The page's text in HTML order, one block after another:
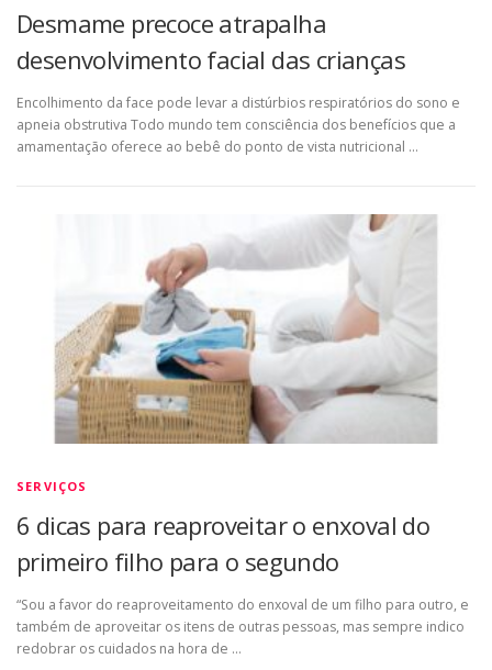
Desmame precoce atrapalha
desenvolvimento facial das crianças
Encolhimento da face pode levar a distúrbios respiratórios do sono e
apneia obstrutiva Todo mundo tem consciência dos benefícios que a
amamentação oferece ao bebê do ponto de vista nutricional …
SERVIÇOS
6 dicas para reaproveitar o enxoval do
primeiro filho para o segundo
“Sou a favor do reaproveitamento do enxoval de um filho para outro, e
também de aproveitar os itens de outras pessoas, mas sempre indico
redobrar os cuidados na hora de …